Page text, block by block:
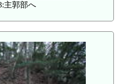
主郭部へ